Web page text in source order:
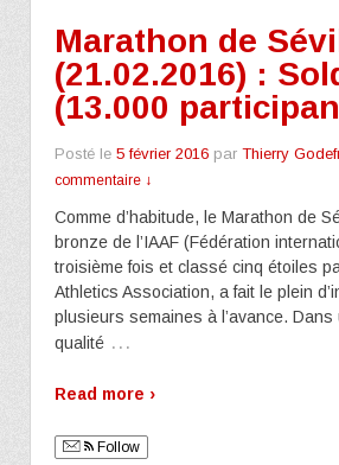
Marathon de
(21.02.2016) :
(13.000
Posté le 5 février 2016 par Thierry
commentaire ↓
Comme d’habitude, le Marathon de
bronze de l’IAAF (Fédération
troisième fois et classé cinq étoiles
Athletics Association, a fait le plein
plusieurs semaines à l’avance.
qualité …
Read more ›
Follow